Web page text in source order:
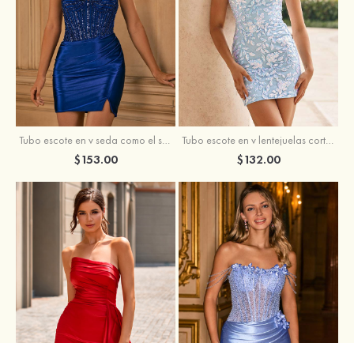
Tubo escote en v seda como el satén corto vestido para homecoming
$153.00
Tubo escote en v lentejuelas corto vestido para homecoming
$132.00